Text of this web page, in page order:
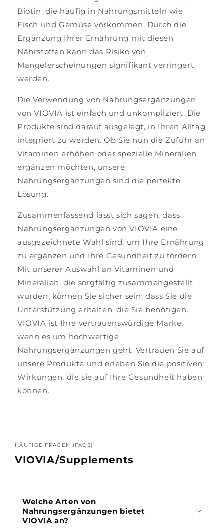
Biotin, die häufig in Nahrungsmitteln wie
Fisch und Gemüse vorkommen. Durch die
Ergänzung Ihrer Ernährung mit diesen
Nährstoffen kann das Risiko von
Mangelerscheinungen signifikant verringert
werden.
Die Verwendung von Nahrungsergänzungen
von VIOVIA ist einfach und unkompliziert. Die
Produkte sind darauf ausgelegt, in Ihren Alltag
integriert zu werden. Ob Sie nun die Zufuhr an
Vitaminen erhöhen oder spezielle Mineralien
ergänzen möchten, unsere
Nahrungsergänzungen sind die perfekte
Lösung.
Zusammenfassend lässt sich sagen, dass
Nahrungsergänzungen von VIOVIA eine
ausgezeichnete Wahl sind, um Ihre Ernährung
zu ergänzen und Ihre Gesundheit zu fördern.
Mit unserer Auswahl an Vitaminen und
Mineralien, die sorgfältig zusammengestellt
wurden, können Sie sicher sein, dass Sie die
Unterstützung erhalten, die Sie benötigen.
VIOVIA ist Ihre vertrauenswürdige Marke,
wenn es um hochwertige
Nahrungsergänzungen geht. Vertrauen Sie auf
unsere Produkte und erleben Sie die positiven
Wirkungen, die sie auf Ihre Gesundheit haben
können.
HÄUFIGE FRAGEN (FAQS)
VIOVIA/Supplements
Welche Arten von
Nahrungsergänzungen bietet
VIOVIA an?